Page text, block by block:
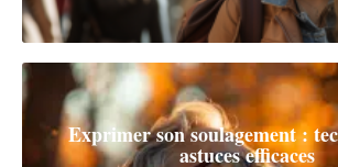
Exprimer son soulagement :
astuces efficaces